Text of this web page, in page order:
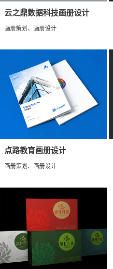
云之鼎数据科技画册设计
画册策划、画册设计
点路教育画册设计
画册策划、画册设计